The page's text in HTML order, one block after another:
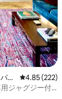
ー
レビュー222
4.85 (222)
ジャグジー付